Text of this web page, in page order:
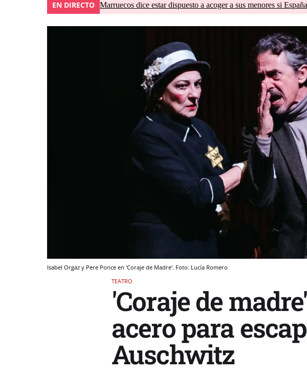
EN DIRECTO Marruecos dice estar dispuesto a acoger a sus menores si
Isabel Orgaz y Pere Ponce en 'Coraje de Madre'. Foto: Lucía Romero
TEATRO
'Coraje de
acero para
Auschwitz